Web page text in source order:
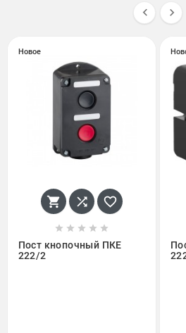
 
Новое
  
    
Пост кнопочный ПКЕ
222/2